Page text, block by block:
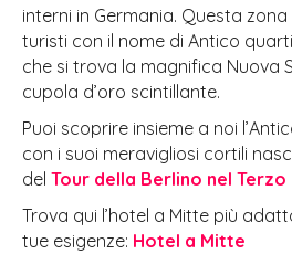
interni in Germania. Questa
turisti con il nome di Antico
che si trova la magnifica Nuova
cupola d’oro scintillante.
Puoi scoprire insieme a noi
con i suoi meravigliosi cortili
del Tour della Berlino nel Terzo
Trova qui l’hotel a Mitte più
tue esigenze: Hotel a Mitte